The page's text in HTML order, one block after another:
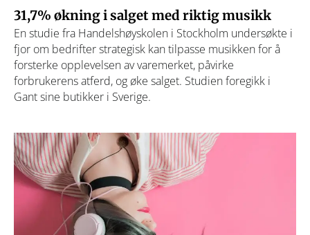
31,7% økning i salget med riktig musikk
En studie fra Handelshøyskolen i Stockholm undersøkte i
fjor om bedrifter strategisk kan tilpasse musikken for å
forsterke opplevelsen av varemerket, påvirke
forbrukerens atferd, og øke salget. Studien foregikk i
Gant sine butikker i Sverige.